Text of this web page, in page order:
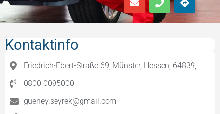
Kontaktinfo
Friedrich-Ebert-Straße 69, Münster, Hessen, 64839,
0800 0095000
gueney.seyrek@gmail.com